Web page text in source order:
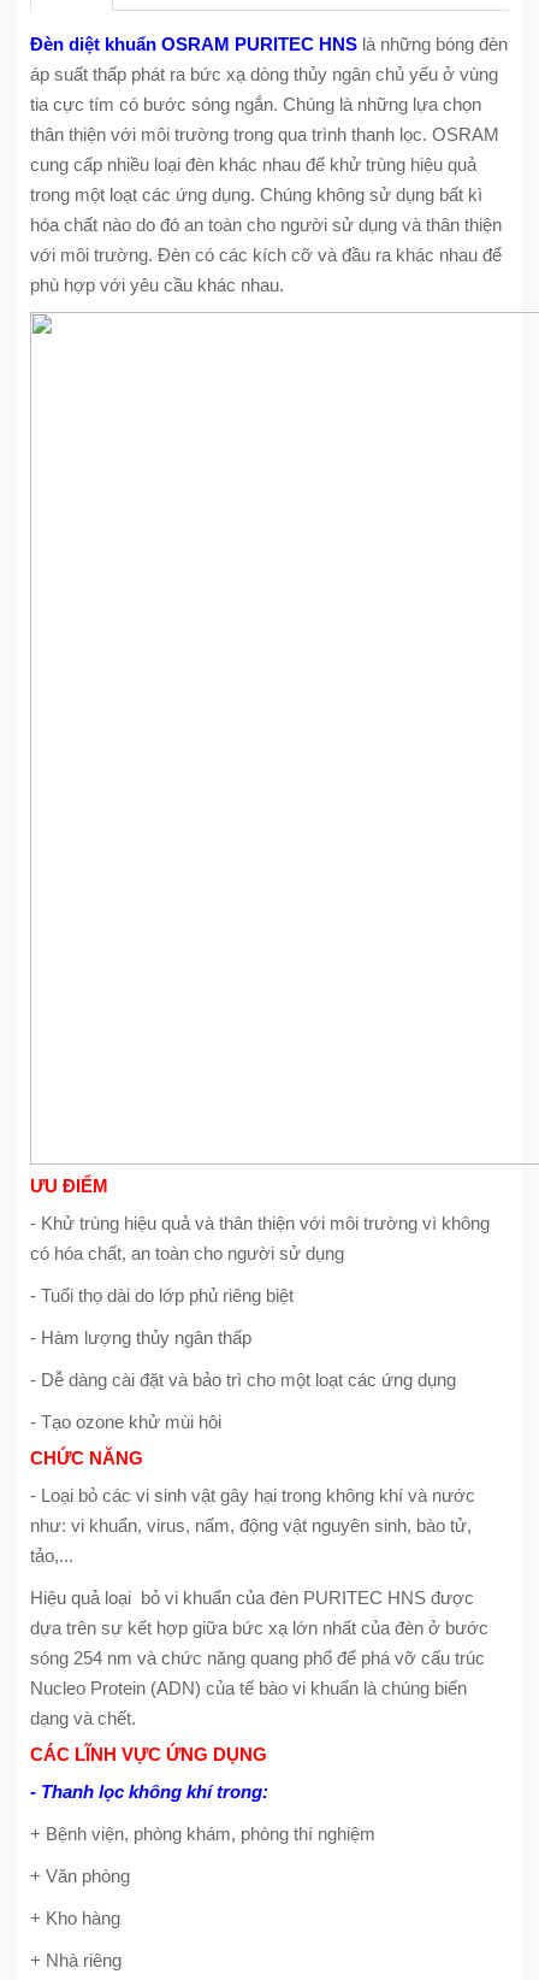
Đèn diệt khuẩn OSRAM PURITEC HNS là những bóng đèn
áp suất thấp phát ra bức xạ dòng thủy ngân chủ yếu ở vùng
tia cực tím có bước sóng ngắn. Chúng là những lựa chọn
thân thiện với môi trường trong qua trình thanh lọc. OSRAM
cung cấp nhiều loại đèn khác nhau để khử trùng hiệu quả
trong một loạt các ứng dụng. Chúng không sử dụng bất kì
hóa chất nào do đó an toàn cho người sử dụng và thân thiện
với môi trường. Đèn có các kích cỡ và đầu ra khác nhau để
phù hợp với yêu cầu khác nhau.
ƯU ĐIỂM
- Khử trùng hiệu quả và thân thiện với môi trường vì không
có hóa chất, an toàn cho người sử dụng
- Tuổi thọ dài do lớp phủ riêng biệt
- Hàm lượng thủy ngân thấp
- Dễ dàng cài đặt và bảo trì cho một loạt các ứng dụng
- Tạo ozone khử mùi hôi
CHỨC NĂNG
- Loại bỏ các vi sinh vật gây hại trong không khí và nước
như: vi khuẩn, virus, nấm, động vật nguyên sinh, bào tử,
tảo,...
Hiệu quả loại bỏ vi khuẩn của đèn PURITEC HNS được
dựa trên sự kết hợp giữa bức xạ lớn nhất của đèn ở bước
sóng 254 nm và chức năng quang phổ để phá vỡ cấu trúc
Nucleo Protein (ADN) của tế bào vi khuẩn là chúng biến
dạng và chết.
CÁC LĨNH VỰC ỨNG DỤNG
- Thanh lọc không khí trong:
+ Bệnh viện, phòng khám, phòng thí nghiệm
+ Văn phòng
+ Kho hàng
+ Nhà riêng